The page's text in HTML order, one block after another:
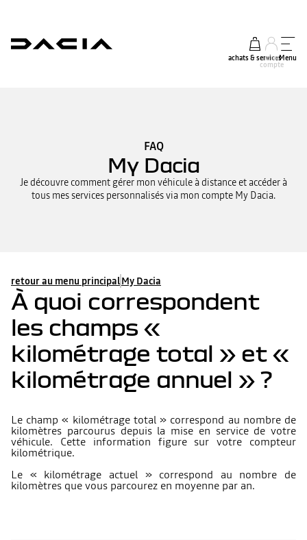
achats & services
mon
compte
Menu
FAQ
My Dacia
Je découvre comment gérer mon véhicule à distance et accéder à
tous mes services personnalisés via mon compte My Dacia.
retour au menu principalMy Dacia
À quoi correspondent
les champs «
kilométrage total » et «
kilométrage annuel » ?
Le champ « kilométrage total » correspond au nombre de
kilomètres parcourus depuis la mise en service de votre
véhicule. Cette information figure sur votre compteur
kilométrique.
Le « kilométrage actuel » correspond au nombre de
kilomètres que vous parcourez en moyenne par an.